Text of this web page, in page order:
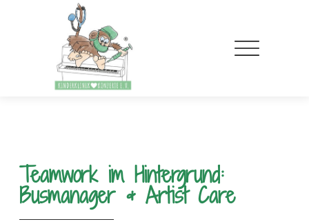
Teamwork im Hintergrund:
Busmanager & Artist Care